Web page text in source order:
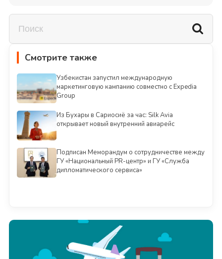
Смотрите также
Узбекистан запустил международную
маркетинговую кампанию совместно с Expedia
Group
Из Бухары в Сариосиё за час: Silk Avia
открывает новый внутренний авиарейс
Подписан Меморандум о сотрудничестве между
ГУ «Национальный PR-центр» и ГУ «Служба
дипломатического сервиса»